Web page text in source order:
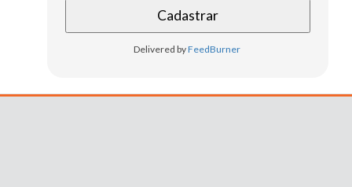
Delivered byFeedBurner